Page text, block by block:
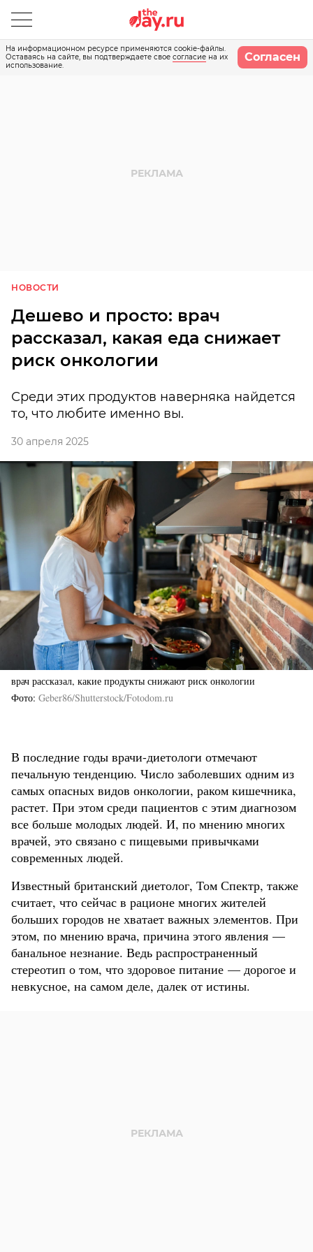
На информационном ресурсе применяются cookie-файлы.
Оставаясь на сайте, вы подтверждаете свое согласие на их
использование.
Согласен
НОВОСТИ
Дешево и просто: врач
рассказал, какая еда снижает
риск онкологии
Среди этих продуктов наверняка найдется
то, что любите именно вы.
30 апреля 2025
врач рассказал, какие продукты снижают риск онкологии
Фото Geber86/Shutterstock/Fotodom.ru
В последние годы врачи-диетологи отмечают
печальную тенденцию. Число заболевших одним из
самых опасных видов онкологии, раком кишечника,
растет. При этом среди пациентов с этим диагнозом
все больше молодых людей. И, по мнению многих
врачей, это связано с пищевыми привычками
современных людей.
Известный британский диетолог, Том Спектр, также
считает, что сейчас в рационе многих жителей
больших городов не хватает важных элементов. При
этом, по мнению врача, причина этого явления —
банальное незнание. Ведь распространенный
стереотип о том, что здоровое питание — дорогое и
невкусное, на самом деле, далек от истины.